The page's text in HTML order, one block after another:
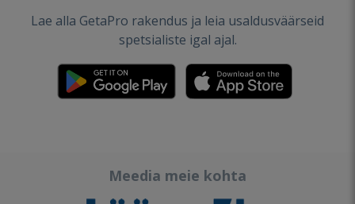
Lae alla GetaPro rakendus ja leia usaldusväärseid
spetsialiste igal ajal.
Meedia meie kohta